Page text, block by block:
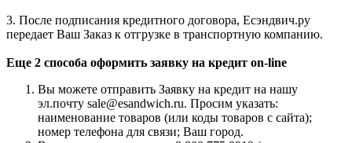
3. После подписания кредитного договора, Есэндвич.ру
передает Ваш Заказ к отгрузке в транспортную компанию.
Еще 2 способа оформить заявку на кредит on-line
Вы можете отправить Заявку на кредит на нашу
эл.почту sale@esandwich.ru. Просим указать:
наименование товаров (или коды товаров с сайта);
номер телефона для связи; Ваш город.